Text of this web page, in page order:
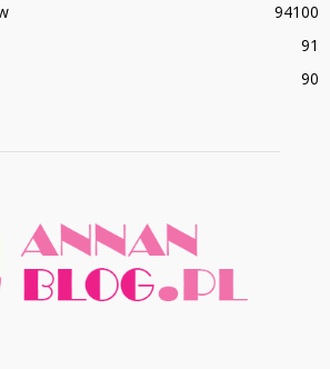
100
94
91
90